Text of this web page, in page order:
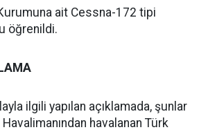
ait Cessna-172 tipi
öğrenildi.
ilgili yapılan açıklamada, şunlar
havalanan Türk